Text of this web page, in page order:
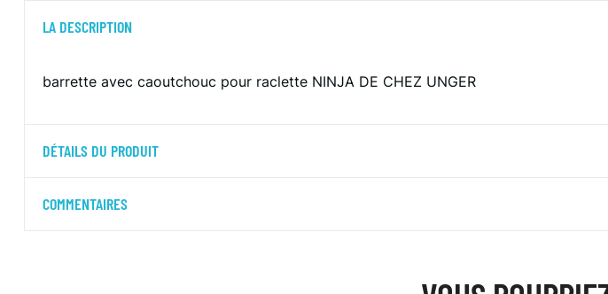
LA DESCRIPTION
barrette avec caoutchouc pour raclette NINJA DE CHEZ UNGER
DÉTAILS DU PRODUIT
COMMENTAIRES